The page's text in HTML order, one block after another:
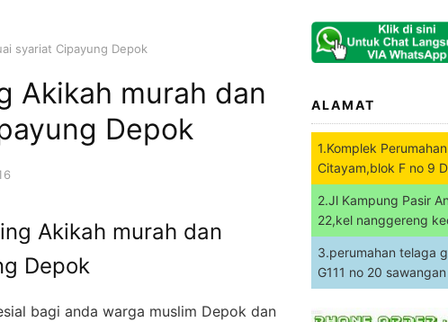
syariat Cipayung Depok
Akikah murah dan
Depok
Akikah murah dan
Depok
bagi anda warga muslim Depok dan
ALAMAT
1.Komplek
Citayam,blok F no 9
2.Jl Kampung Pasir
22,kel nanggereng
3.perumahan telaga
G111 no 20